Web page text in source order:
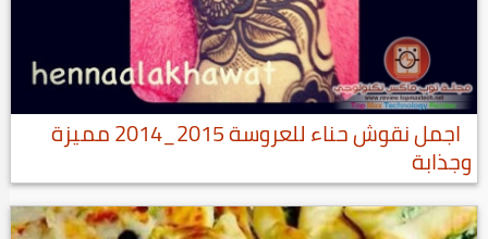
اجمل نقوش حناء للعروسة 2015_2014 مميزة
وجذابة